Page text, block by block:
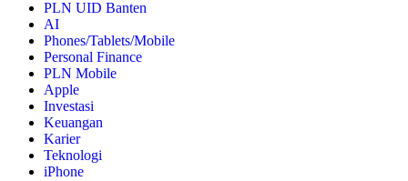
PLN UID Banten
AI
Phones/Tablets/Mobile
Personal Finance
PLN Mobile
Apple
Investasi
Keuangan
Karier
Teknologi
iPhone